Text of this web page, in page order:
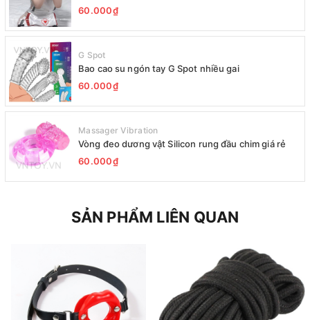
60.000₫
G Spot
Bao cao su ngón tay G Spot nhiều gai
60.000₫
Massager Vibration
Vòng đeo dương vật Silicon rung đầu chim giá rẻ
60.000₫
SẢN PHẨM LIÊN QUAN